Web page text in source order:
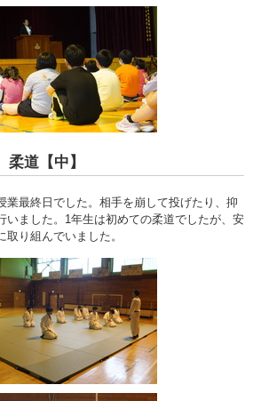
道【中】
最終日でした。相手を崩して投げたり、抑
いました。1年生は初めての柔道でしたが、安
り組んでいました。